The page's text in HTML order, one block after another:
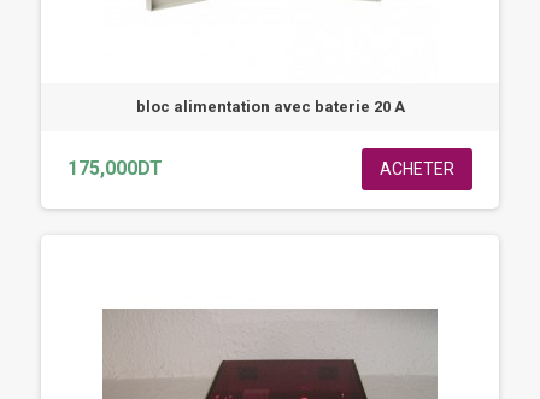
bloc alimentation avec baterie 20 A
175,000DT ACHETER